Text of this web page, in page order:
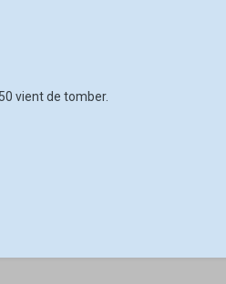
vient de tomber.